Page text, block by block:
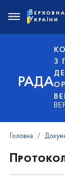
РАДА
З
України
Головна